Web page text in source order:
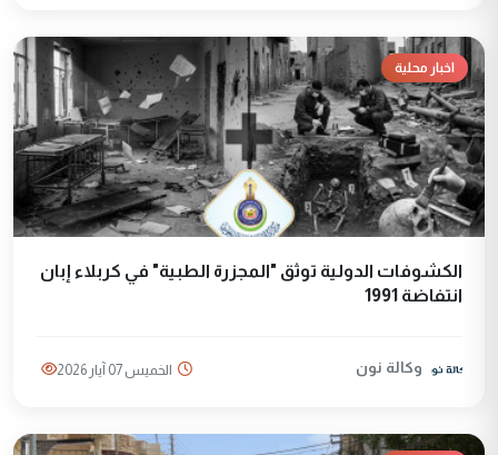
اخبار محلية
الكشوفات الدولية توثق "المجزرة الطبية" في كربلاء إبان
انتفاضة 1991
وكالة نون الخميس 07 آيار 2026